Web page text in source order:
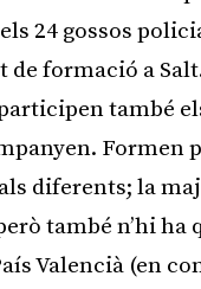
24 gossos
de formació a
també
Formen
diferents; la
també n’hi ha
Valencià (en